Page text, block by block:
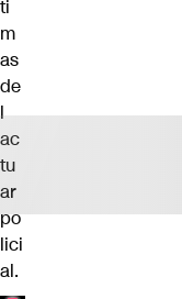
ti
m
as
de
l
ac
tu
ar
po
lici
al.